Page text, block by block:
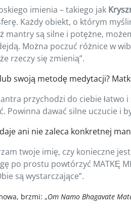
imienia – takiego jak
Każdy obiekt, o którym
mantry są silne i potężne,
Można poczuć różnice w
rzeczy się zmienią”.
swoją metodę medytacji?
przychodzi do ciebie łatwo
Powinna dawać silne uczucie i
ani nie zaleca konkretnej
twoje imię, czy konieczne
po prostu powtórzyć MATKĘ
są wystarczające”.
brzmi: „Om Namo Bhagavate